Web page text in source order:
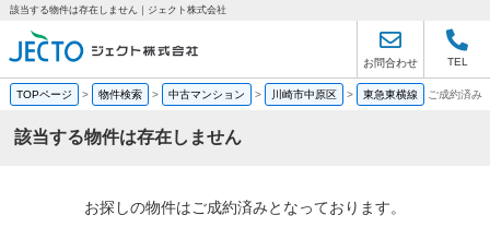
該当する物件は存在しません｜ジェクト株式会社
お問合わせ TEL
TOPページ > 物件検索 > 中古マンション > 川崎市中原区 > 東急東横線 ご成約済み
該当する物件は存在しません
お探しの物件はご成約済みとなっております。